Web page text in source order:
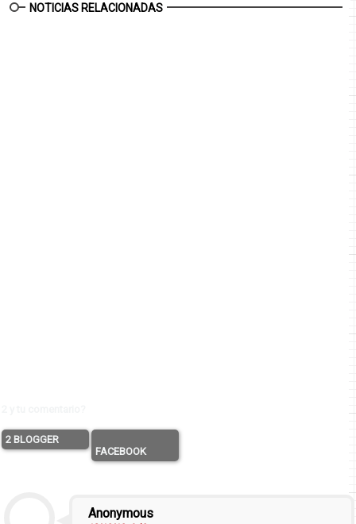
NOTICIAS RELACIONADAS
2 BLOGGER
FACEBOOK
Anonymous